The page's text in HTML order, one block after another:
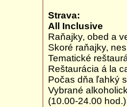
Strava:
All Inclusive
Raňajky, obed a
Skoré raňajky,
Tematické
Reštaurácia á la
Počas dňa ľahký
Vybrané
(10.00-24.00 hod.)